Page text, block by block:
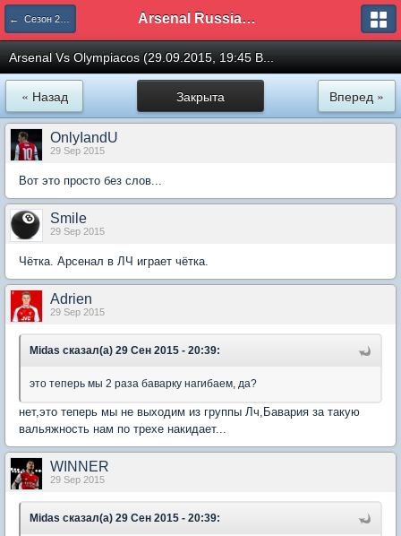
← Сезон 2015/16 Arsenal Russian Speaking Supporters Club
Arsenal Vs Olympiacos (29.09.2015, 19:45 B...
Закрыта
« Назад Вперед »
OnlyIandU
29 Sep 2015
Вот это просто без слов...
Smile
29 Sep 2015
Чётка. Арсенал в ЛЧ играет чётка.
Adrien
29 Sep 2015
Midas сказал(а) 29 Сен 2015 - 20:39:
это теперь мы 2 раза баварку нагибаем, да?
нет,это теперь мы не выходим из группы Лч,Бавария за такую
вальяжность нам по трехе накидает...
WINNER
29 Sep 2015
Midas сказал(а) 29 Сен 2015 - 20:39: